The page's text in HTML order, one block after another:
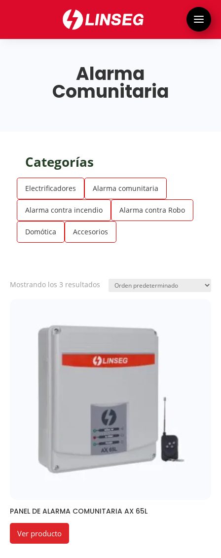
Alarma
Comunitaria
Categorías
Electrificadores Alarma comunitaria
Alarma contra incendio Alarma contra Robo
Domótica Accesorios
Mostrando los 3 resultados
PANEL DE ALARMA COMUNITARIA AX 65L
Ver producto